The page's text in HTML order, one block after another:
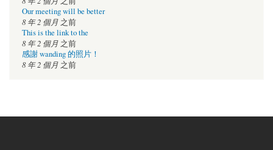
Our meeting will be better
8 年 2 個月 之前
This is the link to the
8 年 2 個月 之前
感謝 wanding 的照片！
8 年 2 個月 之前